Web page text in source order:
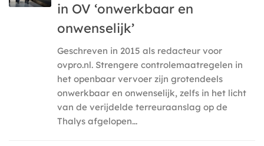
in OV ‘onwerkbaar en
onwenselijk’
Geschreven in 2015 als redacteur voor
ovpro.nl. Strengere controlemaatregelen in
het openbaar vervoer zijn grotendeels
onwerkbaar en onwenselijk, zelfs in het licht
van de verijdelde terreuraanslag op de
Thalys afgelopen...